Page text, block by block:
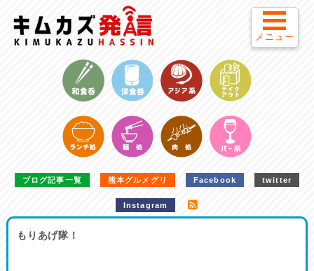
ブログ記事一覧 熊本グルメグリ Facebook twitter
Instagram
もりあげ隊！
メニュー